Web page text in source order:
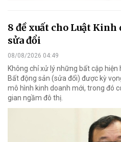
8 đề xuất cho Luật Kinh
sửa đổi
08/08/2026 04:49
Không chỉ xử lý những bất cập
Bất động sản (sửa đổi) được kỳ
mô hình kinh doanh mới, trong đó
gian ngầm đô thị.